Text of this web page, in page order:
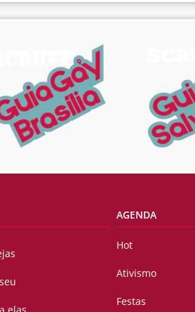
elas
AGENDA
Hot
Ativismo
Festas